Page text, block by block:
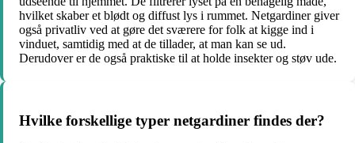
hvilket skaber et blødt og diffust lys i rummet. Netgardiner giver
også privatliv ved at gøre det sværere for folk at kigge ind i
vinduet, samtidig med at de tillader, at man kan se ud.
Derudover er de også praktiske til at holde insekter og støv ude.
Hvilke forskellige typer netgardiner findes der?